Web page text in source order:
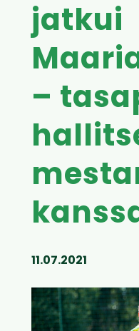
jatkui
–
11.07.2021